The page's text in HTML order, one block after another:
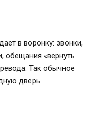
в воронку: звонки,
обещания «вернуть
Так обычное
дверь